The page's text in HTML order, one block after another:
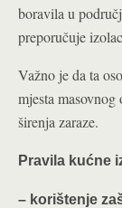
boravila u
preporučuje
Važno je da ta
mjesta
širenja zaraze.
Pravila kućne
– korištenje